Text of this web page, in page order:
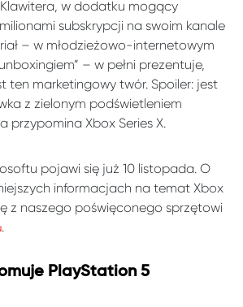
w dodatku mogący
subskrypcji na swoim kanale
– w młodzieżowo-internetowym
– w pełni prezentuje,
ten marketingowy twór. Spoiler: jest
z zielonym podświetleniem
przypomina Xbox Series X.
pojawi się już 10 listopada. O
informacjach na temat Xbox
z naszego poświęconego sprzętowi
.
PlayStation 5